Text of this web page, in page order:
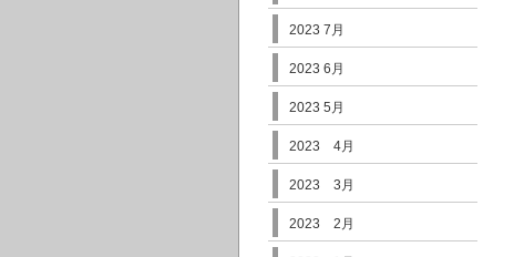
2023 7月
2023 6月
2023 5月
2023 4月
2023 3月
2023 2月